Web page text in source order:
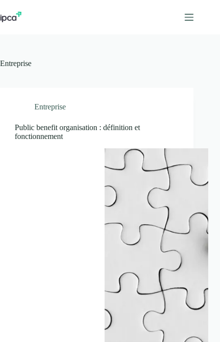
au
contenu
Entreprise
Entreprise
Public benefit organisation : définition et
fonctionnement